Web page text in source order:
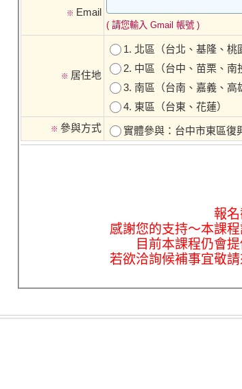
※ Email
( 請您輸入 Gmail 帳號 )
※ 居住地
1. 北區（台北、基隆、桃
2. 中區（台中、苗栗、南
3. 南區（台南、嘉義、高
4. 東區（台東、花蓮）
※ 參與方式 實體參與：台中市東區復
報
感謝您的支持～本課
目前本課程仍會
若欲洽詢候補事宜敬